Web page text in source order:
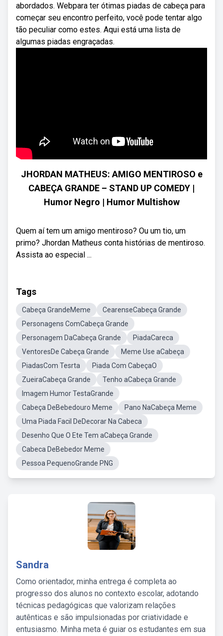
abordados. Webpara ter ótimas piadas de cabeça para
começar seu encontro perfeito, você pode tentar algo
tão peculiar como estes. Aqui está uma lista de
algumas piadas engraçadas.
JHORDAN MATHEUS: AMIGO MENTIROSO e
CABEÇA GRANDE – STAND UP COMEDY |
Humor Negro | Humor Multishow
Quem aí tem um amigo mentiroso? Ou um tio, um
primo? Jhordan Matheus conta histórias de mentiroso.
Assista ao especial ...
Tags
Cabeça GrandeMeme
CearenseCabeça Grande
Personagens ComCabeça Grande
Personagem DaCabeça Grande
PiadaCareca
VentoresDe Cabeça Grande
Meme Use aCabeça
PiadasCom Tesrta
Piada Com CabeçaO
ZueiraCabeça Grande
Tenho aCabeça Grande
Imagem Humor TestaGrande
Cabeça DeBebedouro Meme
Pano NaCabeça Meme
Uma Piada Facil DeDecorar Na Cabeca
Desenho Que O Ete Tem aCabeça Grande
Cabeca DeBebedor Meme
Pessoa PequenoGrande PNG
Sandra
Como orientador, minha entrega é completa ao
progresso dos alunos no contexto escolar, adotando
técnicas pedagógicas que valorizam relações
autênticas e são impulsionadas por criatividade e
entusiasmo. Minha meta é guiar os estudantes em sua